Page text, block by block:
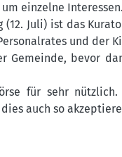
einzelne
Juli) ist das
und der
Gemeinde, bevor
für sehr
auch so